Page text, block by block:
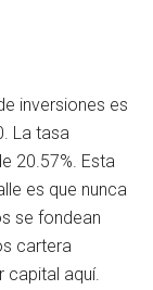
inversiones es
La tasa
20.57%. Esta
es que nunca
se fondean
cartera
aquí.